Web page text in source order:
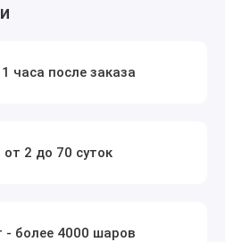
часа после заказа
2 до 70 суток
- более 4000 шаров